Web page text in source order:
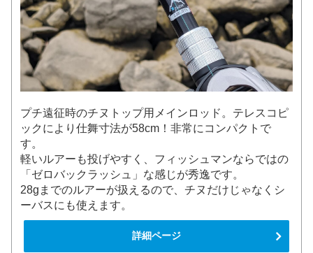
プチ遠征時のチヌトップ用メインロッド。テレスコピ
ックにより仕舞寸法が58cm！非常にコンパクトで
す。
軽いルアーも投げやすく、フィッシュマンならではの
「ゼロバックラッシュ」な感じが秀逸です。
28gまでのルアーが扱えるので、チヌだけじゃなくシ
ーバスにも使えます。
詳細ページ